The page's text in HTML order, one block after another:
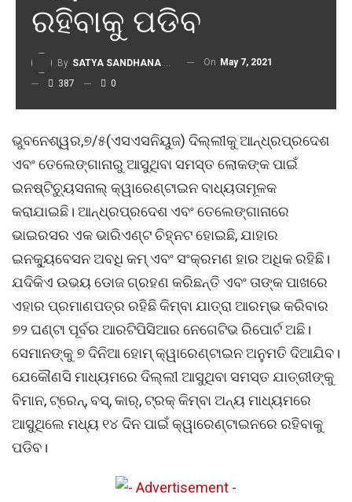
ରହିବାକୁ ପଡିବ
By SATYA SANDHANA DESK On May 7, 2021
387
0
ଭୁବନେଶ୍ୱର,୭/୫(ଏସଏସନିୟୁଜ) ଦିଲ୍ଲୀକୁ ଆନ୍ଧ୍ରପ୍ରଦେଶ
ଏବଂ ତେଲେଙ୍ଗାନାରୁ ଆସୁଥିବା ସମସ୍ତ ଲୋକଙ୍କ ପାଇଁ
ଇନଷ୍ଟିଚ୍ୟୁସନାଲ୍ କ୍ୱାରେଣ୍ଟାଇନ ବାଧ୍ୟତାମୂଳକ
କରାଯାଇଛି। ଆନ୍ଧ୍ରପ୍ରଦେଶ ଏବଂ ତେଲେଙ୍ଗାନାରେ
ଭାଇରସର ଏକ ଭାରିଏଣ୍ଟ ଚିହ୍ନଟ ହୋଇଛି, ଯାହାର
ଇନକ୍ୟୁବେସନ ଅବଧି କମ୍ ଏବଂ ସଂକ୍ରମଣ ହାର ଅଧିକ ରହିଛି।
ଯଦିକିଏ ଉଭୟ ଡୋଜ ଗ୍ରହଣ କରିଛନ୍ତି ଏବଂ ତାଙ୍କ ପାଖରେ
ଏହାର ପ୍ରମାଣପତ୍ର ରହିଛି କିମ୍ବା ଯାତ୍ରା ଆରମ୍ଭ କରିବାର
୭୨ ଘଣ୍ଟା ପୂର୍ବର ଆରଟିପିସିଆର ନେଗେଟିଭ ରିପୋର୍ଟ ଅଛି।
ସେମାନଙ୍କୁ ୭ ଦିନିଆ ହୋମ୍ କ୍ୱାରେଣ୍ଟାଇନ ଅନୁମତି ଦିଆଯିବ।
ଯେକୌଣସି ମାଧ୍ୟମରେ ଦିଲ୍ଲୀ ଆସୁଥିବା ସମସ୍ତ ଯାତ୍ରୀଙ୍କୁ
ବିମାନ, ଟ୍ରେନ୍, ବସ୍, କାର୍, ଟ୍ରକ୍ କିମ୍ବା ଅନ୍ୟ ମାଧ୍ୟମରେ
ଆସୁଥିଲେ ମଧ୍ୟ ୧୪ ଦିନ ପାଇଁ କ୍ୱାରେଣ୍ଟାଇନରେ ରହିବାକୁ
ପଡିବ।